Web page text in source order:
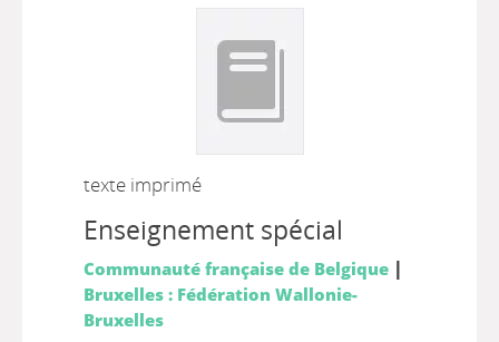
texte imprimé
Enseignement spécial
Communauté française de Belgique |
Bruxelles : Fédération Wallonie-
Bruxelles